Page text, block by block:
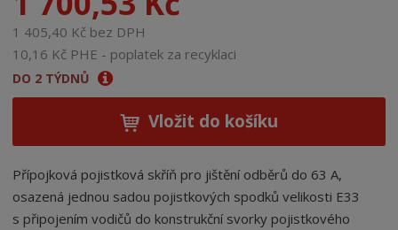
1 405,40 Kč bez DPH
10,16 Kč PHE - poplatek za recyklaci
DO 2 TÝDNŮ
Vložit do košíku
Přípojková pojistková skříň pro jištění odběrů do 63 A,
osazená jednou sadou pojistkových spodků velikosti E33
s připojením vodičů do konstrukční svorky pojistkového